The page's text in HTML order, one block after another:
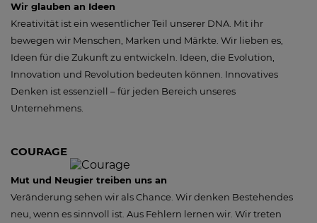
Wir glauben an Ideen
Kreativität ist ein wesentlicher Teil unserer DNA. Mit ihr
bewegen wir Menschen, Marken und Märkte. Wir lieben es,
Ideen für die Zukunft zu entwickeln. Ideen, die Evolution,
Innovation und Revolution bedeuten können. Innovatives
Denken ist essenziell – für jeden Bereich unseres
Unternehmens.
COURAGE
Mut und Neugier treiben uns an
Veränderung sehen wir als Chance. Wir denken Bestehendes
neu, wenn es sinnvoll ist. Aus Fehlern lernen wir. Wir treten